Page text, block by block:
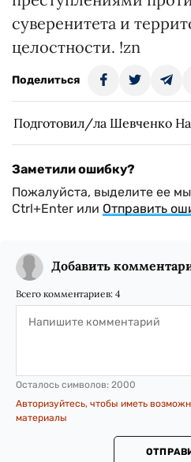
суверенитета и
целостности. !zn
Поделиться
Подготовил/ла Шевченко
Заметили ошибку?
Пожалуйста, выделите ее
Ctrl+Enter или Отправить
Добавить
Всего комментариев: 4
Осталось символов: 2000
Авторизуйтесь, чтобы иметь
материалы